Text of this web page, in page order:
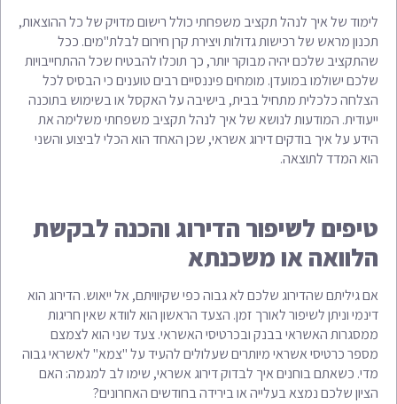
לימוד של איך לנהל תקציב משפחתי כולל רישום מדויק של כל ההוצאות,
תכנון מראש של רכישות גדולות ויצירת קרן חירום לבלת"מים. ככל
שהתקציב שלכם יהיה מבוקר יותר, כך תוכלו להבטיח שכל ההתחייבויות
שלכם ישולמו במועדן. מומחים פיננסיים רבים טוענים כי הבסיס לכל
הצלחה כלכלית מתחיל בבית, בישיבה על האקסל או בשימוש בתוכנה
ייעודית. המודעות לנושא של איך לנהל תקציב משפחתי משלימה את
הידע על איך בודקים דירוג אשראי, שכן האחד הוא הכלי לביצוע והשני
הוא המדד לתוצאה.
טיפים לשיפור הדירוג והכנה לבקשת
הלוואה או משכנתא
אם גיליתם שהדירוג שלכם לא גבוה כפי שקיוויתם, אל ייאוש. הדירוג הוא
דינמי וניתן לשיפור לאורך זמן. הצעד הראשון הוא לוודא שאין חריגות
ממסגרות האשראי בבנק ובכרטיסי האשראי. צעד שני הוא לצמצם
מספר כרטיסי אשראי מיותרים שעלולים להעיד על "צמא" לאשראי גבוה
מדי. כשאתם בוחנים איך לבדוק דירוג אשראי, שימו לב למגמה: האם
הציון שלכם נמצא בעלייה או בירידה בחודשים האחרונים?